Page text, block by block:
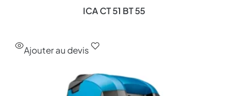
ICA CT 51 BT 55
Ajouter au devis